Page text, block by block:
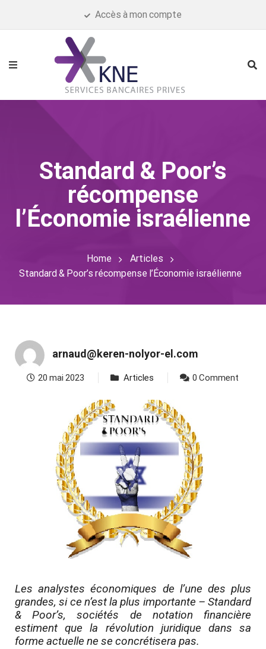
Accès à mon compte
Standard & Poor’s
récompense
l’Économie israélienne
Home
Articles
Standard & Poor’s récompense l’Économie israélienne
arnaud@keren-nolyor-el.com
20 mai 2023 Articles 0 Comment
Les analystes économiques de l’une des plus
grandes, si ce n’est la plus importante – Standard
& Poor’s, sociétés de notation financière
estiment que la révolution juridique dans sa
forme actuelle ne se concrétisera pas.